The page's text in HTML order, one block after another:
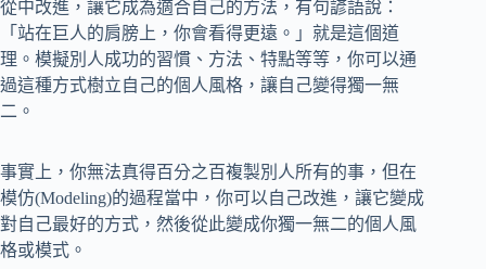
從中改進，讓它成為適合自己的方法，有句諺語說：
「站在巨人的肩膀上，你會看得更遠。」就是這個道
理。模擬別人成功的習慣、方法、特點等等，你可以通
過這種方式樹立自己的個人風格，讓自己變得獨一無
二。
事實上，你無法真得百分之百複製別人所有的事，但在
模仿(Modeling)的過程當中，你可以自己改進，讓它變成
對自己最好的方式，然後從此變成你獨一無二的個人風
格或模式。